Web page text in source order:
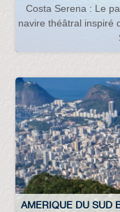
Costa Serena : Le
navire théâtral inspiré